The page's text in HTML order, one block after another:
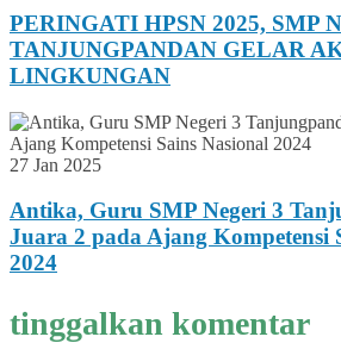
PERINGATI HPSN 2025, SMP
TANJUNGPANDAN GELAR
LINGKUNGAN
27 Jan 2025
Antika, Guru SMP Negeri 3
Juara 2 pada Ajang Kompetensi
2024
tinggalkan komentar